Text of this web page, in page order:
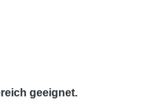
geeignet.